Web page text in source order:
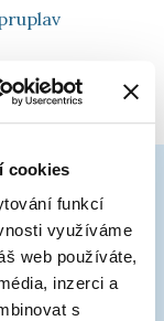
cookies
funkcí
využíváme
web používáte,
inzerci a
s